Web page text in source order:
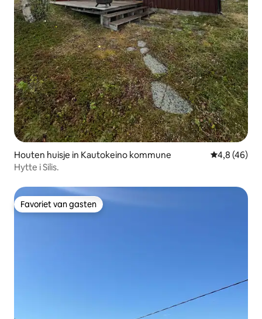
Houten huisje in Kautokeino kommune
4,8 (46)
Hytte i Silis.
Favoriet van gasten
Favoriet van gasten